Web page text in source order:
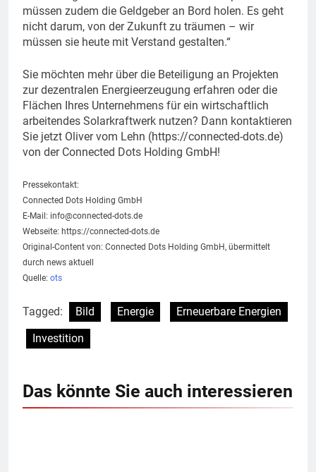
müssen zudem die Geldgeber an Bord holen. Es geht
nicht darum, von der Zukunft zu träumen – wir
müssen sie heute mit Verstand gestalten.“
Sie möchten mehr über die Beteiligung an Projekten
zur dezentralen Energieerzeugung erfahren oder die
Flächen Ihres Unternehmens für ein wirtschaftlich
arbeitendes Solarkraftwerk nutzen? Dann kontaktieren
Sie jetzt Oliver vom Lehn (https://connected-dots.de)
von der Connected Dots Holding GmbH!
Pressekontakt:
Connected Dots Holding GmbH
E-Mail: info@connected-dots.de
Webseite: https://connected-dots.de
Original-Content von: Connected Dots Holding GmbH, übermittelt
durch news aktuell
Quelle: ots
Tagged: Bild Energie
Erneuerbare Energien
Investition
Das könnte Sie auch interessieren